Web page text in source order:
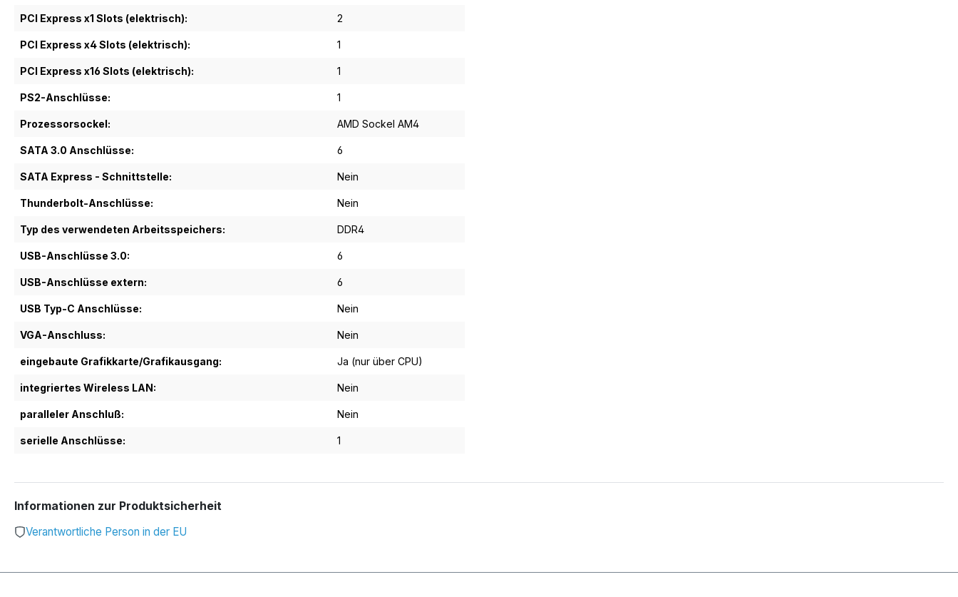
PCI Express x1 Slots (elektrisch): 2
PCI Express x4 Slots (elektrisch): 1
PCI Express x16 Slots (elektrisch): 1
PS2-Anschlüsse: 1
Prozessorsockel: AMD Sockel AM4
SATA 3.0 Anschlüsse: 6
SATA Express - Schnittstelle: Nein
Thunderbolt-Anschlüsse: Nein
Typ des verwendeten Arbeitsspeichers: DDR4
USB-Anschlüsse 3.0: 6
USB-Anschlüsse extern: 6
USB Typ-C Anschlüsse: Nein
VGA-Anschluss: Nein
eingebaute Grafikkarte/Grafikausgang: Ja (nur über CPU)
integriertes Wireless LAN: Nein
paralleler Anschluß: Nein
serielle Anschlüsse: 1
Informationen zur Produktsicherheit
Verantwortliche Person in der EU